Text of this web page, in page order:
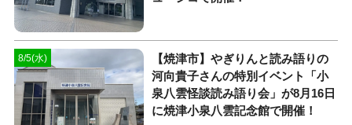
8/5(水)
【焼津市】やぎりんと読み語りの
河向貴子さんの特別イベント「小
泉八雲怪談読み語り会」が8月16日
に焼津小泉八雲記念館で開催！